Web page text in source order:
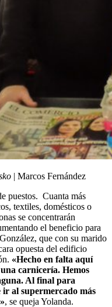
| Marcos Fernández
puestos. Cuanta más
textiles, domésticos o
se concentrarán
el beneficio para
que con su marido
opuesta del edificio
«Hecho en falta aquí
carnicería. Hemos
Al final para
ir al supermercado más
, se queja Yolanda.